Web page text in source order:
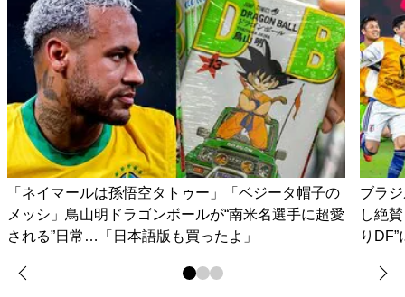
「ネイマールは孫悟空タトゥー」「ベジータ帽子の
メッシ」鳥山明ドラゴンボールが“南米名選手に超愛
される”日常…「日本語版も買ったよ」
ブラ
し絶
り